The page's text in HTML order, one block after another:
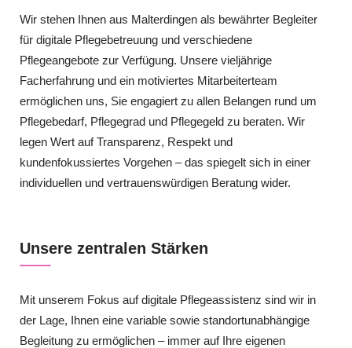
Wir stehen Ihnen aus Malterdingen als bewährter Begleiter
für digitale Pflegebetreuung und verschiedene
Pflegeangebote zur Verfügung. Unsere vieljährige
Facherfahrung und ein motiviertes Mitarbeiterteam
ermöglichen uns, Sie engagiert zu allen Belangen rund um
Pflegebedarf, Pflegegrad und Pflegegeld zu beraten. Wir
legen Wert auf Transparenz, Respekt und
kundenfokussiertes Vorgehen – das spiegelt sich in einer
individuellen und vertrauenswürdigen Beratung wider.
Unsere zentralen Stärken
Mit unserem Fokus auf digitale Pflegeassistenz sind wir in
der Lage, Ihnen eine variable sowie standortunabhängige
Begleitung zu ermöglichen – immer auf Ihre eigenen